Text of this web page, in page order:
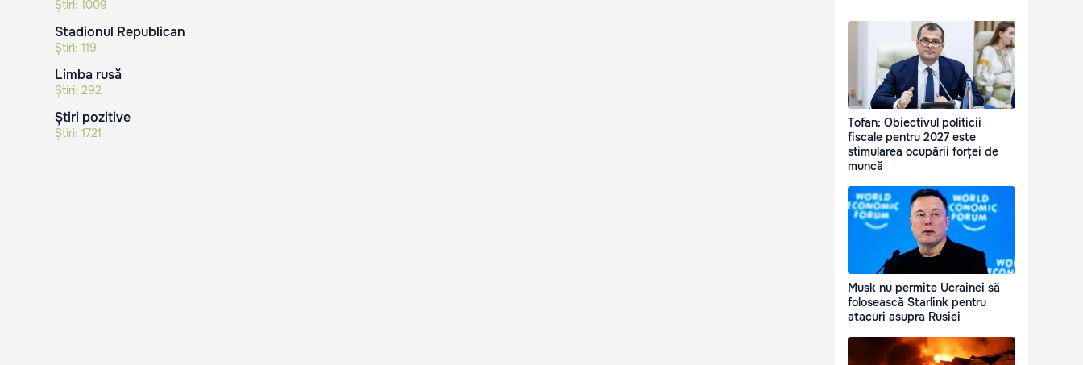
Știri: 1009
Stadionul Republican
Știri: 119
Limba rusă
Știri: 292
Știri pozitive
Știri: 1721
Tofan: Obiectivul politicii
fiscale pentru 2027 este
stimularea ocupării forței de
muncă
Musk nu permite Ucrainei să
folosească Starlink pentru
atacuri asupra Rusiei